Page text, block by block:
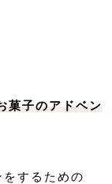
菓子のアドベン
するための